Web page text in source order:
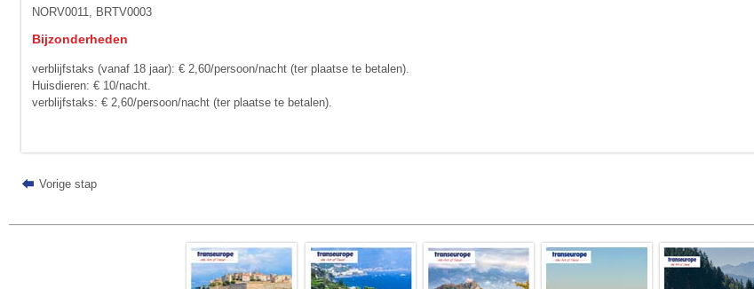
NORV0011, BRTV0003
Bijzonderheden
verblijfstaks (vanaf 18 jaar): € 2,60/persoon/nacht (ter plaat­­­se te betalen).
Huisdieren: € 10/nacht.
verblijfstaks: € 2,60/persoon/nacht (ter plaat­­­se te betalen).
Vorige stap